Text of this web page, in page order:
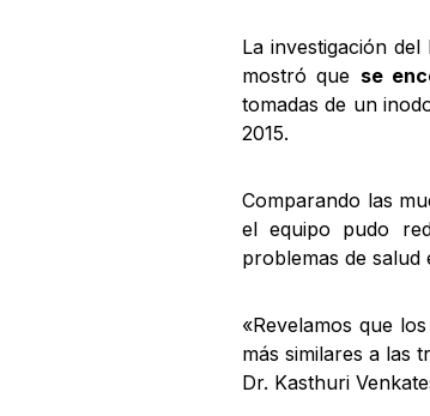
La investigación
mostró que se
tomadas de un
2015.
Comparando las
el equipo pudo
problemas de salud
«Revelamos que
más similares a las
Dr. Kasthuri